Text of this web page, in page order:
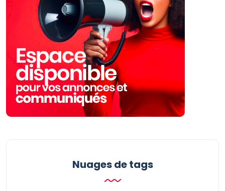
Nuages ​​de tags